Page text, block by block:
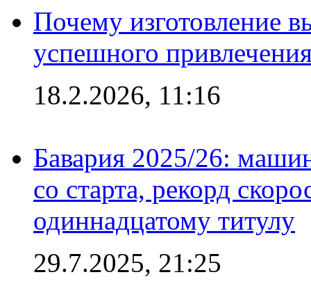
Почему изготовление
успешного
18.2.2026, 11:16
Бавария 2025/26:
со старта, рекорд
одиннадцатому титулу
29.7.2025, 21:25